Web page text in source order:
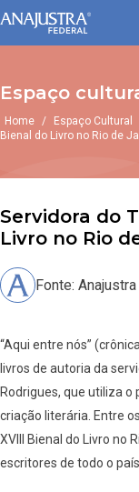
Espaço
Home / Espaço Cultural
Bienal do Livro no Rio de
Servidora do
Livro no Rio
Fonte: Anajustra
“Aqui entre nós”
livros de autoria da
Rodrigues, que utiliza
criação literária. Entre
XVIII Bienal do Livro no
escritores de todo o